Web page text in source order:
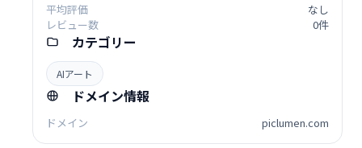
平均評価
なし
レビュー数
0件
カテゴリー
AIアート
ドメイン情報
ドメイン piclumen.com